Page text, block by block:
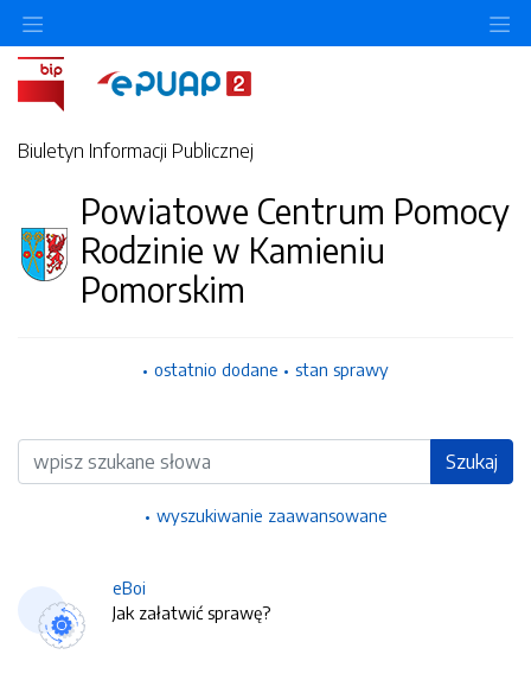
Biuletyn Informacji Publicznej
Powiatowe Centrum Pomocy
Rodzinie w Kamieniu
Pomorskim
ostatnio dodane stan sprawy
Wyszukiwarka Szukaj
wyszukiwanie zaawansowane
eBoi
Jak załatwić sprawę?